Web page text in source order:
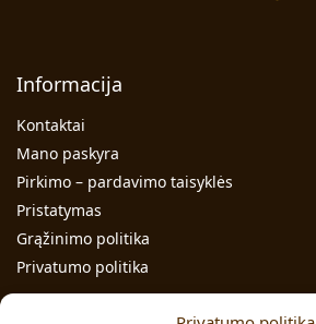
Informacija
Kontaktai
Mano paskyra
Pirkimo – pardavimo taisyklės
Pristatymas
Grąžinimo politika
Privatumo politika